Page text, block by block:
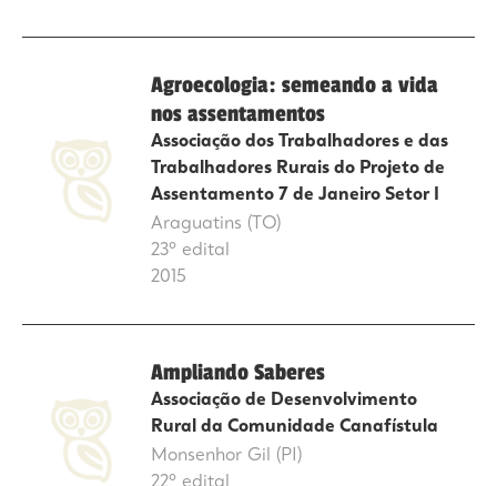
Agroecologia: semeando a vida
nos assentamentos
Associação dos Trabalhadores e das
Trabalhadores Rurais do Projeto de
Assentamento 7 de Janeiro Setor I
Araguatins (TO)
23º edital
2015
Ampliando Saberes
Associação de Desenvolvimento
Rural da Comunidade Canafístula
Monsenhor Gil (PI)